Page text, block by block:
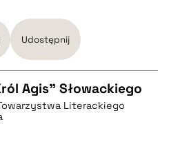
Udostępnij
Agis" Słowackiego
Literackiego